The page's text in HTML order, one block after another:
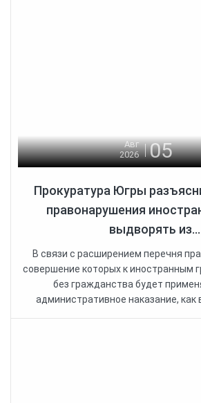
Авг
2026
05
Прокуратура Югры
правонарушения
выдворять из...
В связи с расширением перечня
совершение которых к иностранным
без гражданства будет
административное наказание, как